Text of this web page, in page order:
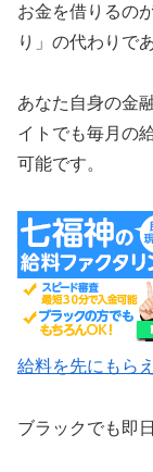
お金を借りるの
り」の代わりで
あなた自身の金
イトでも毎月の
可能です。
給料を先にもら
ブラックでも即